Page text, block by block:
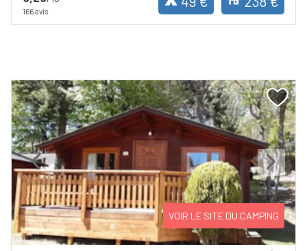
166 avis
Previous Next
VOIR LE SITE DU CAMPING